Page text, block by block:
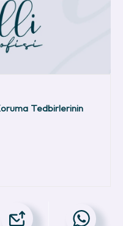
Tedbirlerinin